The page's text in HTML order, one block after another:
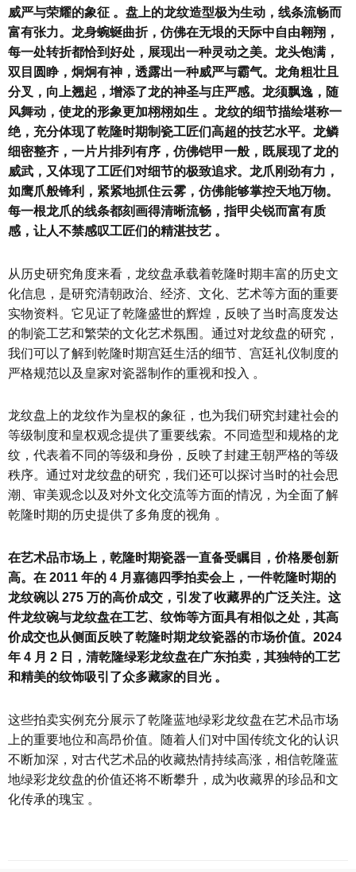
威严与荣耀的象征 。盘上的龙纹造型极为生动，线条流畅而
富有张力。龙身蜿蜒曲折，仿佛在无垠的天际中自由翱翔，
每一处转折都恰到好处，展现出一种灵动之美。龙头饱满，
双目圆睁，炯炯有神，透露出一种威严与霸气。龙角粗壮且
分叉，向上翘起，增添了龙的神圣与庄严感。龙须飘逸，随
风舞动，使龙的形象更加栩栩如生 。龙纹的细节描绘堪称一
绝，充分体现了乾隆时期制瓷工匠们高超的技艺水平。龙鳞
细密整齐，一片片排列有序，仿佛铠甲一般，既展现了龙的
威武，又体现了工匠们对细节的极致追求。龙爪刚劲有力，
如鹰爪般锋利，紧紧地抓住云雾，仿佛能够掌控天地万物。
每一根龙爪的线条都刻画得清晰流畅，指甲尖锐而富有质
感，让人不禁感叹工匠们的精湛技艺 。
从历史研究角度来看，龙纹盘承载着乾隆时期丰富的历史文
化信息，是研究清朝政治、经济、文化、艺术等方面的重要
实物资料。它见证了乾隆盛世的辉煌，反映了当时高度发达
的制瓷工艺和繁荣的文化艺术氛围。通过对龙纹盘的研究，
我们可以了解到乾隆时期宫廷生活的细节、宫廷礼仪制度的
严格规范以及皇家对瓷器制作的重视和投入 。
龙纹盘上的龙纹作为皇权的象征，也为我们研究封建社会的
等级制度和皇权观念提供了重要线索。不同造型和规格的龙
纹，代表着不同的等级和身份，反映了封建王朝严格的等级
秩序。通过对龙纹盘的研究，我们还可以探讨当时的社会思
潮、审美观念以及对外文化交流等方面的情况，为全面了解
乾隆时期的历史提供了多角度的视角 。
在艺术品市场上，乾隆时期瓷器一直备受瞩目，价格屡创新
高。在 2011 年的 4 月嘉德四季拍卖会上，一件乾隆时期的
龙纹碗以 275 万的高价成交，引发了收藏界的广泛关注。这
件龙纹碗与龙纹盘在工艺、纹饰等方面具有相似之处，其高
价成交也从侧面反映了乾隆时期龙纹瓷器的市场价值。2024
年 4 月 2 日，清乾隆绿彩龙纹盘在广东拍卖，其独特的工艺
和精美的纹饰吸引了众多藏家的目光 。
这些拍卖实例充分展示了乾隆蓝地绿彩龙纹盘在艺术品市场
上的重要地位和高昂价值。随着人们对中国传统文化的认识
不断加深，对古代艺术品的收藏热情持续高涨，相信乾隆蓝
地绿彩龙纹盘的价值还将不断攀升，成为收藏界的珍品和文
化传承的瑰宝 。